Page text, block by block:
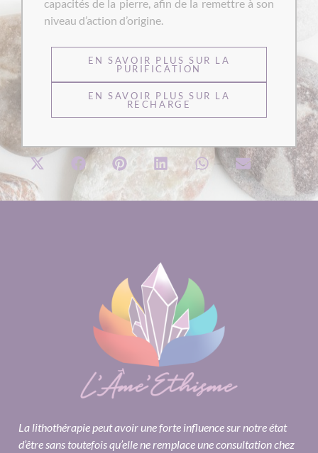
capacités de la pierre, afin de la remettre à son
niveau d’action d’origine.
EN SAVOIR PLUS SUR LA
PURIFICATION
EN SAVOIR PLUS SUR LA
RECHARGE
La lithothérapie peut avoir une forte influence sur notre état
d’être sans toutefois qu’elle ne remplace une consultation chez